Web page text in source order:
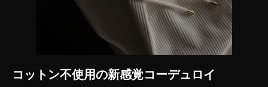
コットン不使用の新感覚コーデュロイ